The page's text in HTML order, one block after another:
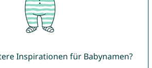
Inspirationen für Babynamen?